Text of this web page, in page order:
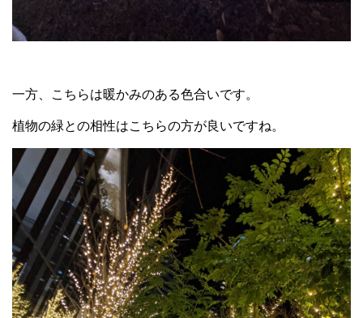
一方、こちらは暖かみのある色合いです。
植物の緑との相性はこちらの方が良いですね。